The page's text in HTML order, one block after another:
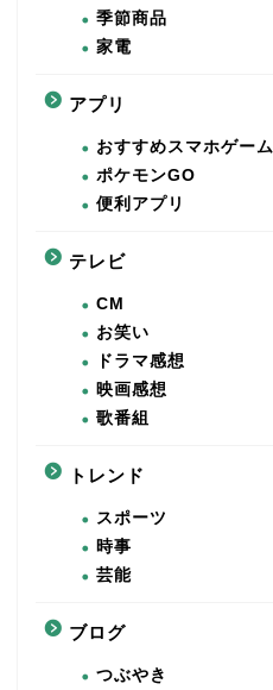
季節商品
家電
アプリ
おすすめスマホゲーム
ポケモンGO
便利アプリ
テレビ
CM
お笑い
ドラマ感想
映画感想
歌番組
トレンド
スポーツ
時事
芸能
ブログ
つぶやき